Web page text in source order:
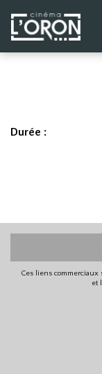
Durée :
Ces liens commerciaux
et